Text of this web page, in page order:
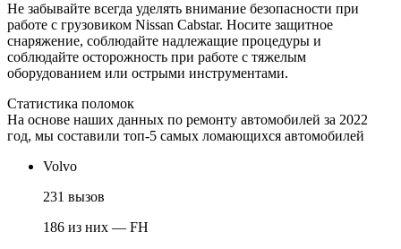
Не забывайте всегда уделять внимание безопасности при
работе с грузовиком Nissan Cabstar. Носите защитное
снаряжение, соблюдайте надлежащие процедуры и
соблюдайте осторожность при работе с тяжелым
оборудованием или острыми инструментами.
Статистика поломок
На основе наших данных по ремонту автомобилей за 2022
год, мы составили топ-5 самых ломающихся автомобилей
Volvo
231 вызов
186 из них — FH